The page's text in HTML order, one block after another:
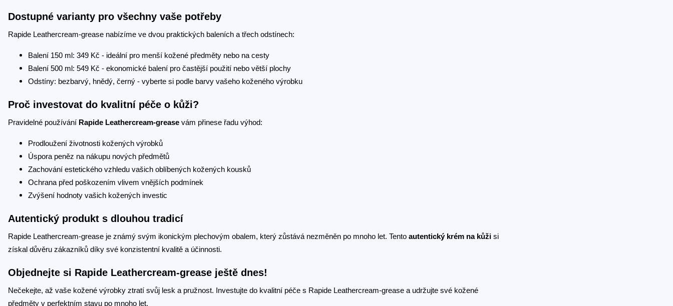
Dostupné varianty pro všechny vaše potřeby
Rapide Leathercream-grease nabízíme ve dvou praktických baleních a třech odstínech:
Balení 150 ml: 349 Kč - ideální pro menší kožené předměty nebo na cesty
Balení 500 ml: 549 Kč - ekonomické balení pro častější použití nebo větší plochy
Odstíny: bezbarvý, hnědý, černý - vyberte si podle barvy vašeho koženého výrobku
Proč investovat do kvalitní péče o kůži?
Pravidelné používání Rapide Leathercream-grease vám přinese řadu výhod:
Prodloužení životnosti kožených výrobků
Úspora peněz na nákupu nových předmětů
Zachování estetického vzhledu vašich oblíbených kožených kousků
Ochrana před poškozením vlivem vnějších podmínek
Zvýšení hodnoty vašich kožených investic
Autentický produkt s dlouhou tradicí
Rapide Leathercream-grease je známý svým ikonickým plechovým obalem, který zůstává nezměněn po mnoho let. Tento autentický krém na kůži si
získal důvěru zákazníků díky své konzistentní kvalitě a účinnosti.
Objednejte si Rapide Leathercream-grease ještě dnes!
Nečekejte, až vaše kožené výrobky ztratí svůj lesk a pružnost. Investujte do kvalitní péče s Rapide Leathercream-grease a udržujte své kožené
předměty v perfektním stavu po mnoho let.